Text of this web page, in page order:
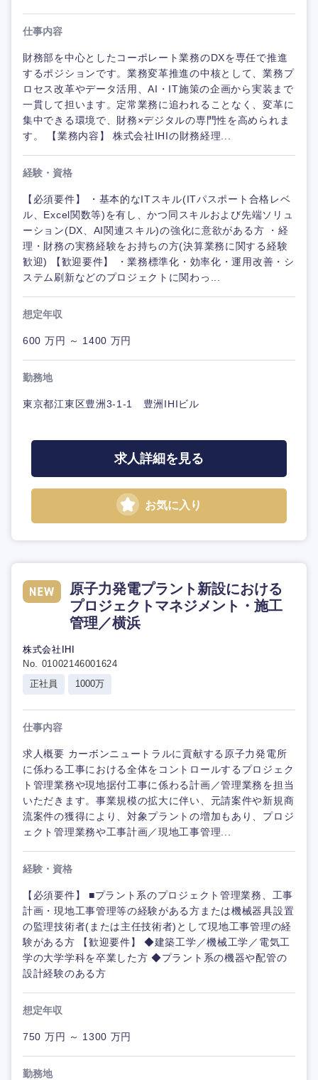
仕事内容
財務部を中心としたコーポレート業務のDXを専任で推進
するポジションです。業務変革推進の中核として、業務プ
ロセス改革やデータ活用、AI・IT施策の企画から実装まで
一貫して担います。定常業務に追われることなく、変革に
集中できる環境で、財務×デジタルの専門性を高められま
す。 【業務内容】 株式会社IHIの財務経理...
経験・資格
【必須要件】 ・基本的なITスキル(ITパスポート合格レベ
ル、Excel関数等)を有し、かつ同スキルおよび先端ソリュ
ーション(DX、AI関連スキル)の強化に意欲がある方 ・経
理・財務の実務経験をお持ちの方(決算業務に関する経験
歓迎) 【歓迎要件】 ・業務標準化・効率化・運用改善・シ
ステム刷新などのプロジェクトに関わっ...
想定年収
600 万円 ～ 1400 万円
勤務地
東京都江東区豊洲3-1-1 豊洲IHIビル
求人詳細を見る
お気に入り
原子力発電プラント新設における
プロジェクトマネジメント・施工
管理／横浜
株式会社IHI
No. 01002146001624
正社員
1000万
仕事内容
求人概要 カーボンニュートラルに貢献する原子力発電所
に係わる工事における全体をコントロールするプロジェク
ト管理業務や現地据付工事に係わる計画／管理業務を担当
いただきます。事業規模の拡大に伴い、元請案件や新規商
流案件の獲得により、対象プラントの増加もあり、プロジ
ェクト管理業務や工事計画／現地工事管理...
経験・資格
【必須要件】 ■プラント系のプロジェクト管理業務、工事
計画・現地工事管理等の経験がある方または機械器具設置
の監理技術者(または主任技術者)として現地工事管理の経
験がある方 【歓迎要件】 ◆建築工学／機械工学／電気工
学の大学学科を卒業した方 ◆プラント系の機器や配管の
設計経験のある方
想定年収
750 万円 ～ 1300 万円
勤務地